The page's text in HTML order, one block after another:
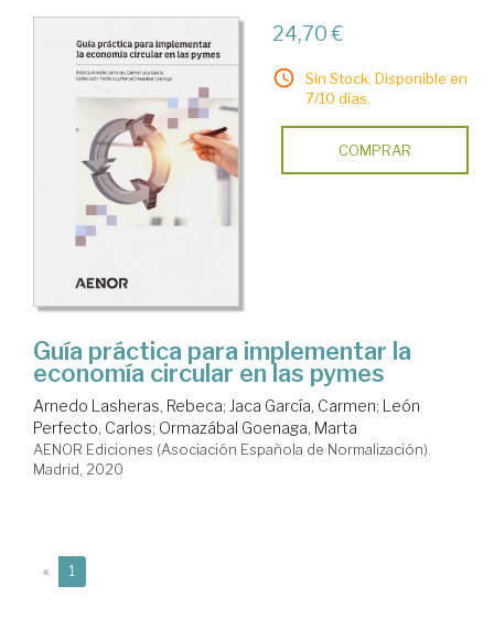
24,70 €
Sin Stock. Disponible en
7/10 días.
COMPRAR
Guía práctica para implementar la
economía circular en las pymes
Arnedo Lasheras, Rebeca; Jaca García, Carmen; León
Perfecto, Carlos; Ormazábal Goenaga, Marta
AENOR Ediciones (Asociación Española de Normalización).
Madrid, 2020
« 1